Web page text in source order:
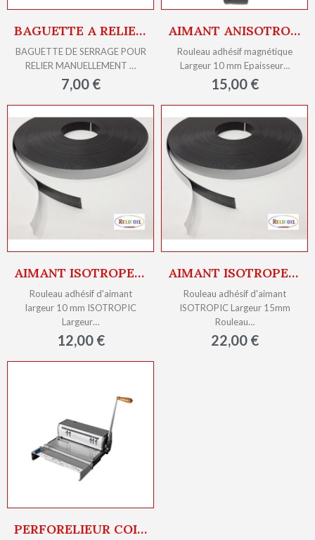
BAGUETTE A RELIER SERODO A4 - 3 MM NOIR PAR 50
BAGUETTE DE SERRAGE POUR
RELIER MANUELLEMENT …
7,00 €
AIMANT ANISOTROPE FORCE 80G/CM2 LARGEUR 10MM EPAISSEUR 1MM ROULEAU ADHÉSIF 30M
Rouleau adhésif magnétique
Largeur 10 mm Epaisseur…
15,00 €
AIMANT ISOTROPE FORCE 60G/CM2 LARGEUR 10MM EP 1MM ROULEAU ADHÉSIF 30M
Rouleau adhésif d'aimant
largeur 10 mm ISOTROPIC
Largeur…
12,00 €
AIMANT ISOTROPE FORCE 60G/CM2 LARGEUR 15MM EP1MM ROULEAU ADHÉSIF 30M
Rouleau adhésif d'aimant
ISOTROPIC Largeur 15mm
Rouleau…
22,00 €
PERFORELIEUR COILMAC 41M